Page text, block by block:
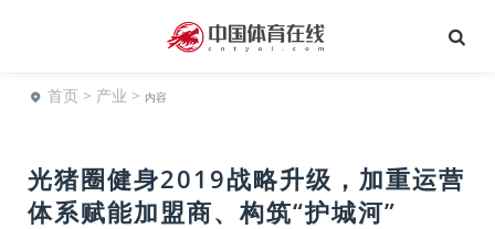
首页 > 产业 > 内容
光猪圈健身2019战略升级，加重运营
体系赋能加盟商、构筑“护城河”